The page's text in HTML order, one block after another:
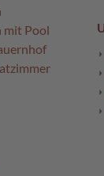
mit Pool